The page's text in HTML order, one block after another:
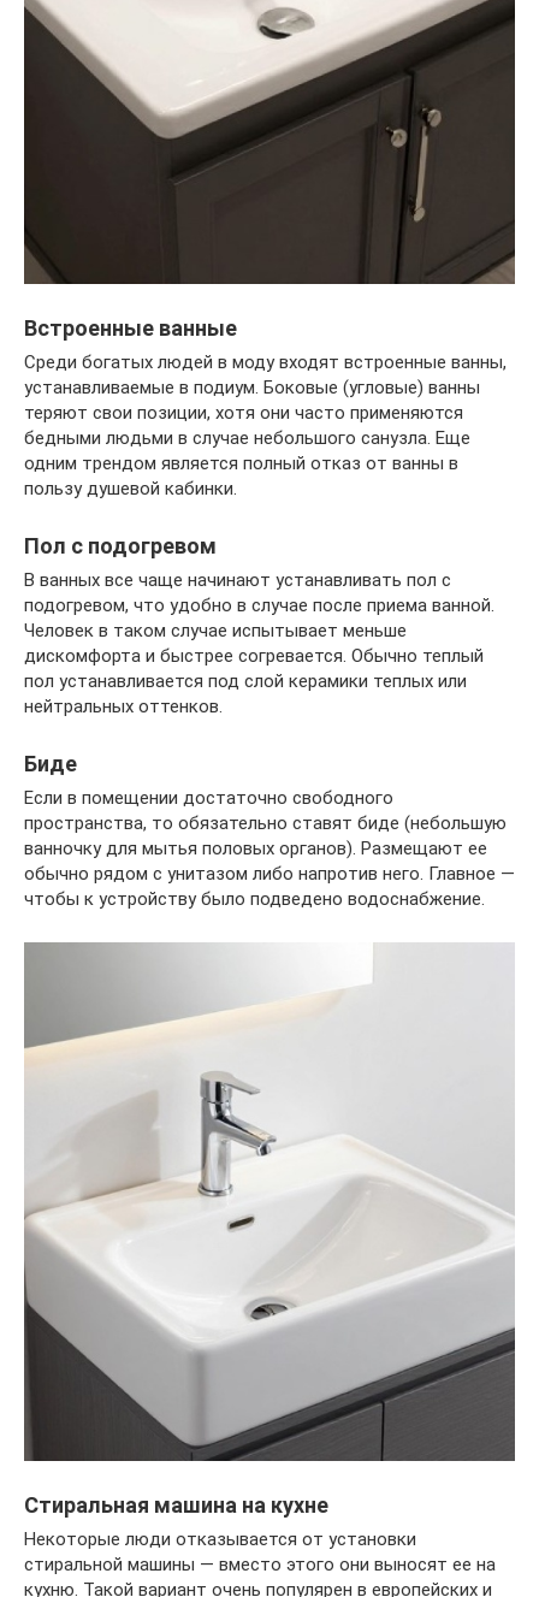
Встроенные ванные
Среди богатых людей в моду входят встроенные ванны,
устанавливаемые в подиум. Боковые (угловые) ванны
теряют свои позиции, хотя они часто применяются
бедными людьми в случае небольшого санузла. Еще
одним трендом является полный отказ от ванны в
пользу душевой кабинки.
Пол с подогревом
В ванных все чаще начинают устанавливать пол с
подогревом, что удобно в случае после приема ванной.
Человек в таком случае испытывает меньше
дискомфорта и быстрее согревается. Обычно теплый
пол устанавливается под слой керамики теплых или
нейтральных оттенков.
Биде
Если в помещении достаточно свободного
пространства, то обязательно ставят биде (небольшую
ванночку для мытья половых органов). Размещают ее
обычно рядом с унитазом либо напротив него. Главное —
чтобы к устройству было подведено водоснабжение.
Стиральная машина на кухне
Некоторые люди отказывается от установки
стиральной машины — вместо этого они выносят ее на
кухню. Такой вариант очень популярен в европейских и